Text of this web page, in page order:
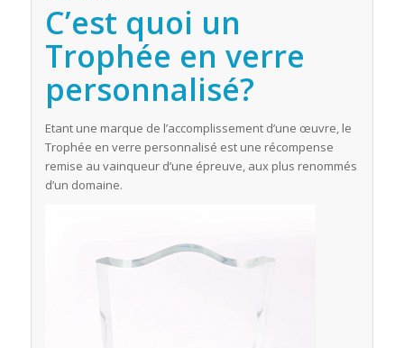
C’est quoi un
Trophée en verre
personnalisé?
Etant une marque de l’accomplissement d’une œuvre, le
Trophée en verre personnalisé est une récompense
remise au vainqueur d’une épreuve, aux plus renommés
d’un domaine.